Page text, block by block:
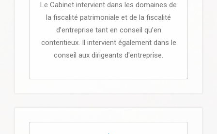
Le Cabinet intervient dans les domaines de
la fiscalité patrimoniale et de la fiscalité
d’entreprise tant en conseil qu’en
contentieux. Il intervient également dans le
conseil aux dirigeants d'entreprise.